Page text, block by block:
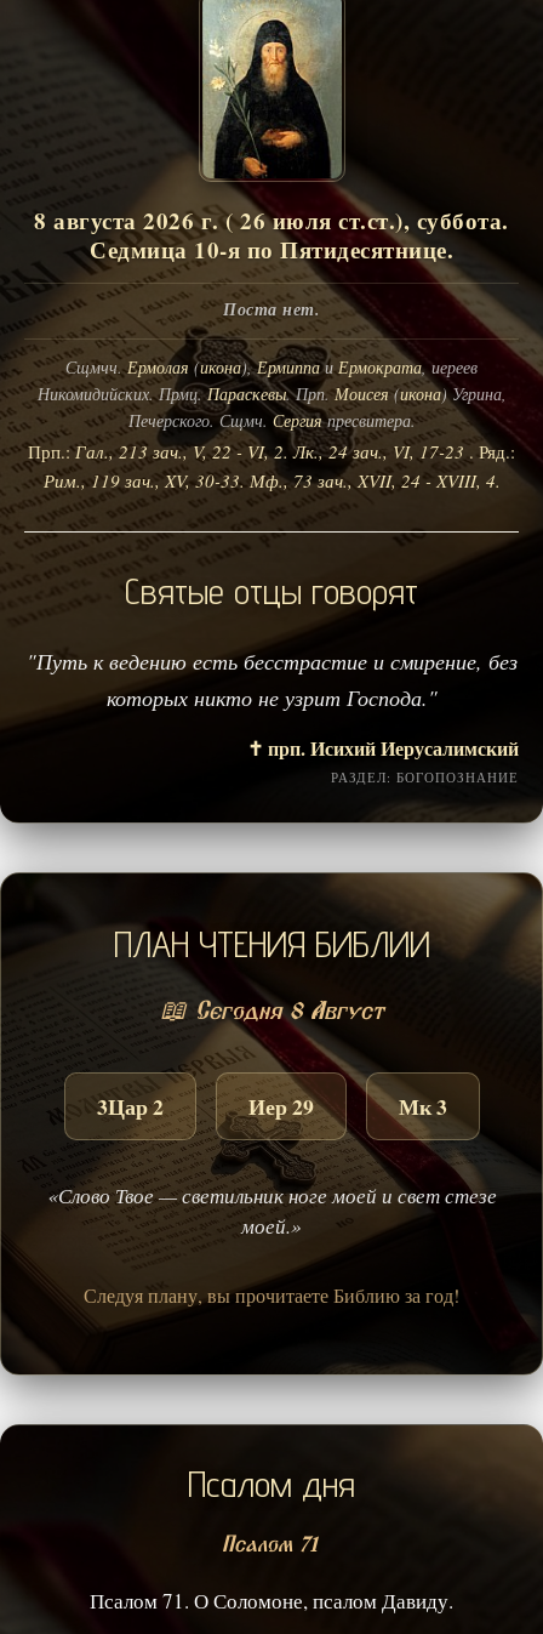
8 августа 2026 г. ( 26 июля ст.ст.), суббота.
Седмица 10-я по Пятидесятнице.
Поста нет.
Сщмчч.Ермолая (икона),ЕрмиппаиЕрмократа, иереев
Никомидийских. Прмц.Параскевы. Прп.Моисея(икона) Угрина,
Печерского. Сщмч.Сергияпресвитера.
Прп.:Гал., 213 зач., V, 22 - VI, 2. Лк., 24 зач., VI, 17-23 . Ряд.:
Рим., 119 зач., XV, 30-33. Мф., 73 зач., XVII, 24 - XVIII, 4.
Святые отцы говорят
"Путь к ведению есть бесстрастие и смирение, без
которых никто не узрит Господа."
✝️ прп. Исихий Иерусалимский
РАЗДЕЛ: БОГОПОЗНАНИЕ
ПЛАН ЧТЕНИЯ БИБЛИИ
📖 Сегодня 8 Август
3Цар 2 Иер 29 Мк 3
«Слово Твое — светильник ноге моей и свет стезе
моей.»
Следуя плану, вы прочитаете Библию за год!
Псалом дня
Псалом 71
Псалом 71. О Соломоне, псалом Давиду.